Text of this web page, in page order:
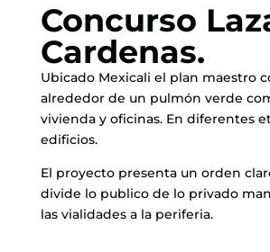
Concurso
Cardenas.
Ubicado Mexicali el plan maestro
alrededor de un pulmón verde
vivienda y oficinas. En diferentes
edificios.
El proyecto presenta un orden
divide lo publico de lo privado
las vialidades a la periferia.